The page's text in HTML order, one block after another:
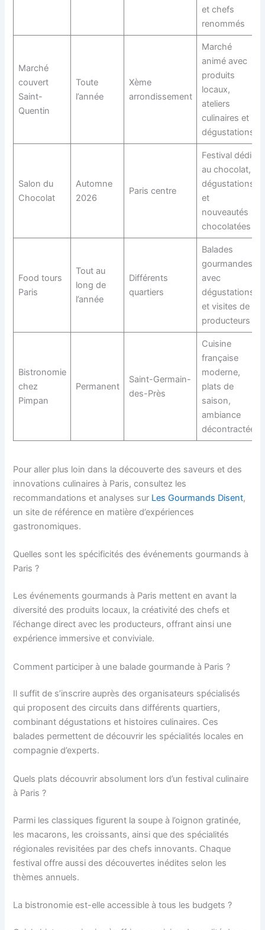
et chefs
renommés
Marché
couvert
Saint-
Quentin
Toute
l’année
Xème
arrondissement
Marché
animé avec
produits
locaux,
ateliers
culinaires et
dégustations
Salon du
Chocolat
Automne
2026
Paris centre
Festival dédié
au chocolat,
dégustations
et
nouveautés
chocolatées
Food tours
Paris
Tout au
long de
l’année
Différents
quartiers
Balades
gourmandes
avec
dégustations
et visites de
producteurs
Bistronomie
chez
Pimpan
Permanent
Saint-Germain-
des-Près
Cuisine
française
moderne,
plats de
saison,
ambiance
décontractée
Pour aller plus loin dans la découverte des saveurs et des
innovations culinaires à Paris, consultez les
recommandations et analyses sur Les Gourmands Disent,
un site de référence en matière d’expériences
gastronomiques.
Quelles sont les spécificités des événements gourmands à
Paris ?
Les événements gourmands à Paris mettent en avant la
diversité des produits locaux, la créativité des chefs et
l’échange direct avec les producteurs, offrant ainsi une
expérience immersive et conviviale.
Comment participer à une balade gourmande à Paris ?
Il suffit de s’inscrire auprès des organisateurs spécialisés
qui proposent des circuits dans différents quartiers,
combinant dégustations et histoires culinaires. Ces
balades permettent de découvrir les spécialités locales en
compagnie d’experts.
Quels plats découvrir absolument lors d’un festival culinaire
à Paris ?
Parmi les classiques figurent la soupe à l’oignon gratinée,
les macarons, les croissants, ainsi que des spécialités
régionales revisitées par des chefs innovants. Chaque
festival offre aussi des découvertes inédites selon les
thèmes annuels.
La bistronomie est-elle accessible à tous les budgets ?